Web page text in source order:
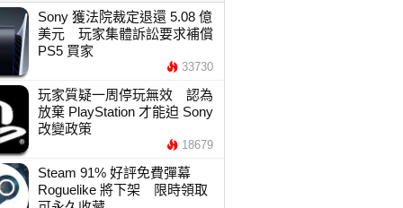
Sony 獲法院裁定退還 5.08 億
美元 玩家集體訴訟要求補償
PS5 買家
33730
玩家質疑一周停玩無效 認為
放棄 PlayStation 才能迫 Sony
改變政策
18679
Steam 91% 好評免費彈幕
Roguelike 將下架 限時領取